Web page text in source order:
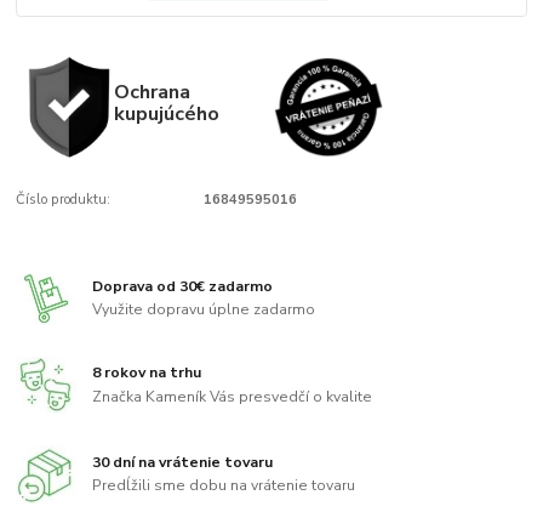
Ochrana
kupujúcého
Číslo produktu: 16849595016
Doprava od 30€ zadarmo
Využite dopravu úplne zadarmo
8 rokov na trhu
Značka Kameník Vás presvedčí o kvalite
30 dní na vrátenie tovaru
Predĺžili sme dobu na vrátenie tovaru